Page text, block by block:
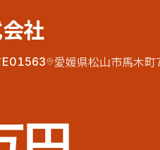
社
E01563 愛媛県松山市馬木町